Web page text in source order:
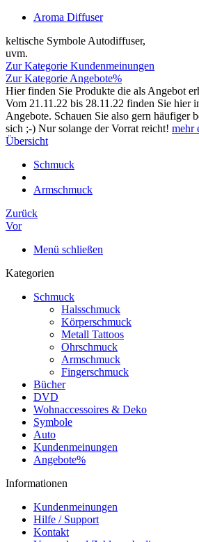
Aroma Diffuser
keltische Symbole Autodiffuser,
uvm.
Zur Kategorie Kundenmeinungen
Zur Kategorie Angebote%
Hier finden Sie Produkte die als Angebot
Vom 21.11.22 bis 28.11.22 finden Sie hier
Angebote. Schauen Sie also gern häufiger
sich ;-) Nur solange der Vorrat reicht! mehr
Übersicht
Schmuck
Armschmuck
Zurück
Vor
Menü schließen
Kategorien
Schmuck
Halsschmuck
Körperschmuck
Metall Tattoos
Ohrschmuck
Armschmuck
Fingerschmuck
Bücher
DVD
Wohnaccessoires & Deko
Symbole
Auto
Kundenmeinungen
Angebote%
Informationen
Kundenmeinungen
Hilfe / Support
Kontakt